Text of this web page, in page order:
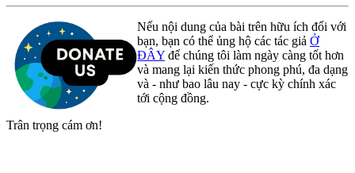
Nếu nội dung của bài trên hữu ích đối với
bạn, bạn có thể ủng hộ các tác giả Ở
ĐÂY để chúng tôi làm ngày càng tốt hơn
và mang lại kiến thức phong phú, đa dạng
và - như bao lâu nay - cực kỳ chính xác
tới cộng đồng.
Trân trọng cám ơn!